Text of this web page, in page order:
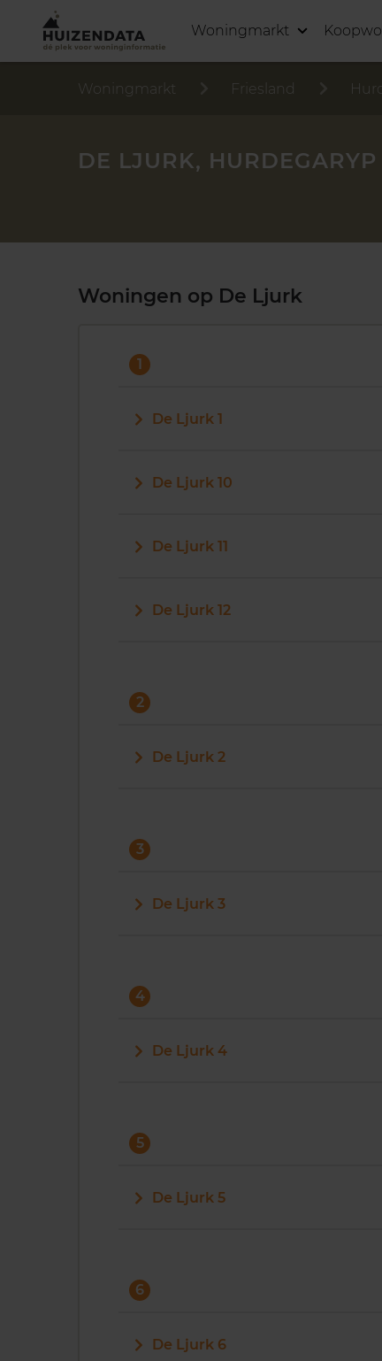
Woningmarkt
Woningmarkt Friesland
DE LJURK, HURDEGARYP
Woningen op De Ljurk
1
De Ljurk 1
De Ljurk 10
De Ljurk 11
De Ljurk 12
2
De Ljurk 2
3
De Ljurk 3
4
De Ljurk 4
5
De Ljurk 5
6
De Ljurk 6